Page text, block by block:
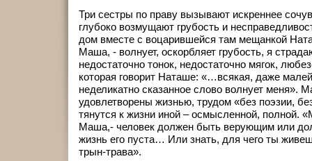
Три сестры по праву вызывают искреннее
глубоко возмущают грубость и
дом вместе с воцарившейся там мещанкой
Маша, - волнует, оскорбляет грубость, я
недостаточно тонок, недостаточно мягок,
которая говорит Наташе: «…всякая, даже
неделикатно сказанное слово волнует меня».
удовлетворены жизнью, трудом «без поэзии,
тянутся к жизни иной – осмысленной, полной.
Маша,- человек должен быть верующим или
жизнь его пуста… Или знать, для чего ты
трын-трава».